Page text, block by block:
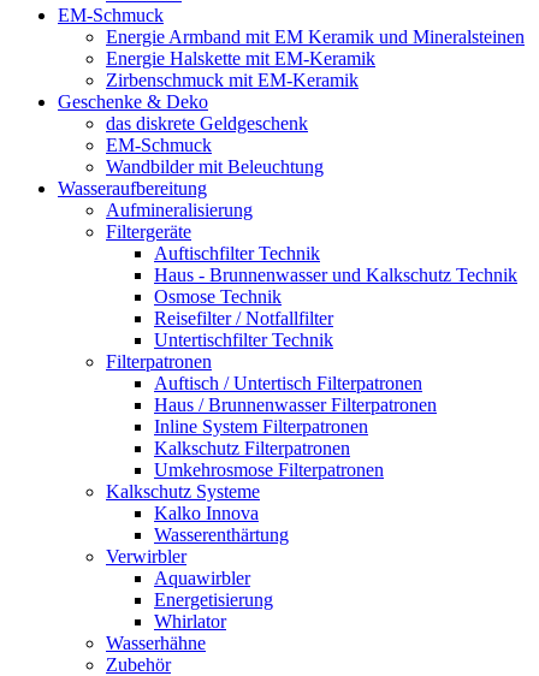
EM-Schmuck
Energie Armband mit EM Keramik und Mineralsteinen
Energie Halskette mit EM-Keramik
Zirbenschmuck mit EM-Keramik
Geschenke & Deko
das diskrete Geldgeschenk
EM-Schmuck
Wandbilder mit Beleuchtung
Wasseraufbereitung
Aufmineralisierung
Filtergeräte
Auftischfilter Technik
Haus - Brunnenwasser und Kalkschutz Technik
Osmose Technik
Reisefilter / Notfallfilter
Untertischfilter Technik
Filterpatronen
Auftisch / Untertisch Filterpatronen
Haus / Brunnenwasser Filterpatronen
Inline System Filterpatronen
Kalkschutz Filterpatronen
Umkehrosmose Filterpatronen
Kalkschutz Systeme
Kalko Innova
Wasserenthärtung
Verwirbler
Aquawirbler
Energetisierung
Whirlator
Wasserhähne
Zubehör